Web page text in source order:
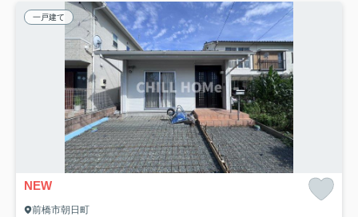
一戸建て
NEW
前橋市朝日町